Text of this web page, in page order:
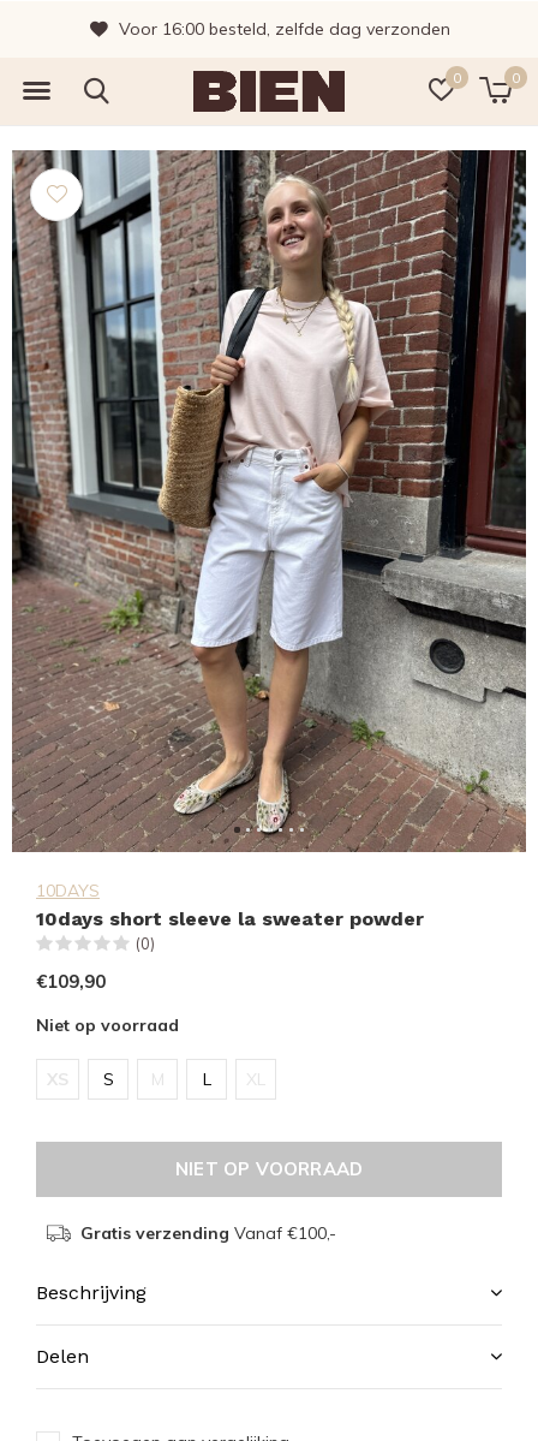
0 0
Voor 16:00 besteld, zelfde dag verzonden
10DAYS
10days short sleeve la sweater powder
(0)
€109,90
Niet op voorraad
XS S M L XL
NIET OP VOORRAAD
Gratis verzending Vanaf €100,-
Beschrijving
Delen